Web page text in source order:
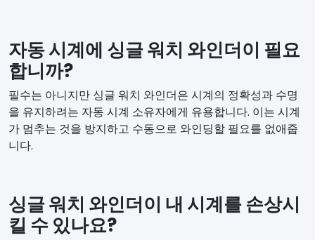
자동 시계에 싱글 워치 와인더이 필요
합니까?
필수는 아니지만 싱글 워치 와인더은 시계의 정확성과 수명
을 유지하려는 자동 시계 소유자에게 유용합니다. 이는 시계
가 멈추는 것을 방지하고 수동으로 와인딩할 필요를 없애줍
니다.
싱글 워치 와인더이 내 시계를 손상시
킬 수 있나요?